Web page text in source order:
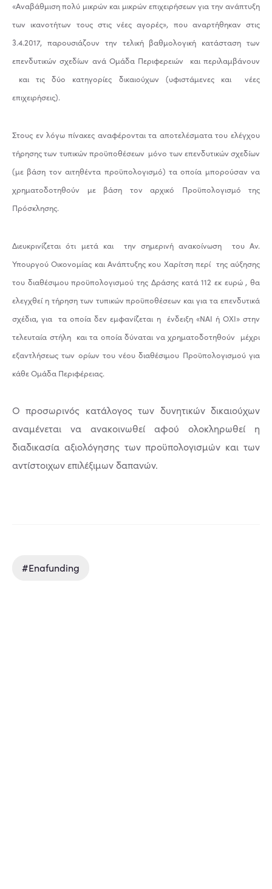
«Αναβάθμιση πολύ μικρών και μικρών επιχειρήσεων για την ανάπτυξη
των ικανοτήτων τους στις νέες αγορές», που αναρτήθηκαν στις
3.4.2017, παρουσιάζουν την τελική βαθμολογική κατάσταση των
επενδυτικών σχεδίων ανά Ομάδα Περιφερειών και περιλαμβάνουν
και τις δύο κατηγορίες δικαιούχων (υφιστάμενες και νέες
επιχειρήσεις).
Στους εν λόγω πίνακες αναφέρονται τα αποτελέσματα του ελέγχου
τήρησης των τυπικών προϋποθέσεων μόνο των επενδυτικών σχεδίων
(με βάση τον αιτηθέντα προϋπολογισμό) τα οποία μπορούσαν να
χρηματοδοτηθούν με βάση τον αρχικό Προϋπολογισμό της
Πρόσκλησης.
Διευκρινίζεται ότι μετά και την σημερινή ανακοίνωση του Αν.
Υπουργού Οικονομίας και Ανάπτυξης κου Χαρίτση περί της αύξησης
του διαθέσιμου προϋπολογισμού της Δράσης κατά 112 εκ ευρώ , θα
ελεγχθεί η τήρηση των τυπικών προϋποθέσεων και για τα επενδυτικά
σχέδια, για τα οποία δεν εμφανίζεται η ένδειξη «ΝΑΙ ή ΟΧΙ» στην
τελευταία στήλη και τα οποία δύναται να χρηματοδοτηθούν μέχρι
εξαντλήσεως των ορίων του νέου διαθέσιμου Προϋπολογισμού για
κάθε Ομάδα Περιφέρειας.
Ο προσωρινός κατάλογος των δυνητικών δικαιούχων
αναμένεται να ανακοινωθεί αφού ολοκληρωθεί η
διαδικασία αξιολόγησης των προϋπολογισμών και των
αντίστοιχων επιλέξιμων δαπανών.
#enafunding